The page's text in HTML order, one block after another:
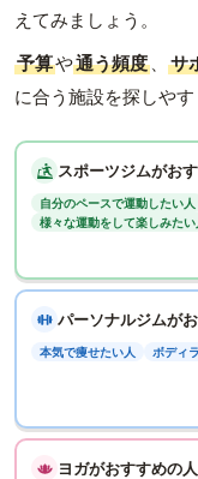
えてみましょう。
予算や通う頻度 、 サ
に合う施設を探しやす
スポーツジムがお
自分のペースで運動したい人
様々な運動をして楽しみたい
パーソナルジムが
本気で痩せたい人 ボディ
ヨガがおすすめの人